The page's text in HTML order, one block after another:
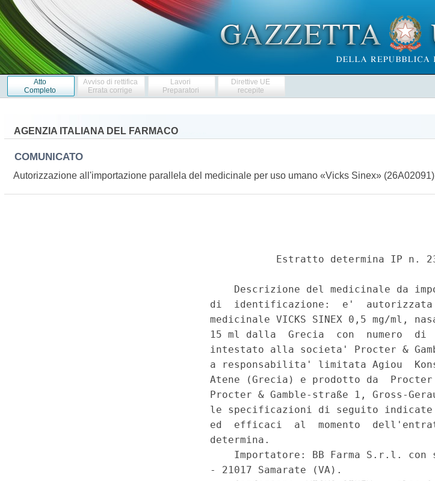
Atto
Completo
Avviso di rettifica
Errata corrige
Lavori
Preparatori
Direttive UE
recepite
AGENZIA ITALIANA DEL FARMACO
COMUNICATO
Autorizzazione all'importazione parallela del medicinale per uso umano «Vicks Sinex» (26A02091)